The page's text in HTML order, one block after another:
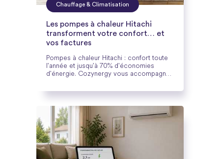
Chauffage & Climatisation
Les pompes à chaleur Hitachi
transforment votre confort… et
vos factures
Pompes à chaleur Hitachi : confort toute
l'année et jusqu'à 70% d'économies
d'énergie. Cozynergy vous accompagne